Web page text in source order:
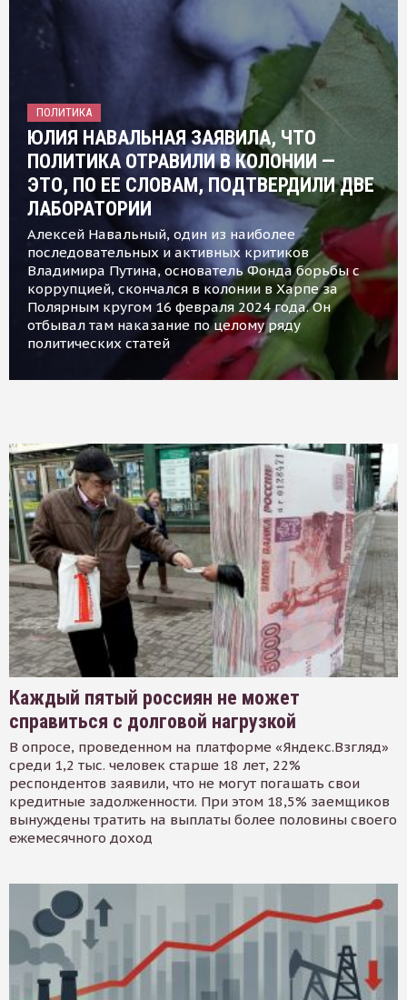
ПОЛИТИКА
ЮЛИЯ НАВАЛЬНАЯ ЗАЯВИЛА, ЧТО
ПОЛИТИКА ОТРАВИЛИ В КОЛОНИИ —
ЭТО, ПО ЕЕ СЛОВАМ, ПОДТВЕРДИЛИ ДВЕ
ЛАБОРАТОРИИ
Алексей Навальный, один из наиболее
последовательных и активных критиков
Владимира Путина, основатель Фонда борьбы с
коррупцией, скончался в колонии в Харпе за
Полярным кругом 16 февраля 2024 года. Он
отбывал там наказание по целому ряду
политических статей
Каждый пятый россиян не может
справиться с долговой нагрузкой
В опросе, проведенном на платформе «Яндекс.Взгляд»
среди 1,2 тыс. человек старше 18 лет, 22%
респондентов заявили, что не могут погашать свои
кредитные задолженности. При этом 18,5% заемщиков
вынуждены тратить на выплаты более половины своего
ежемесячного доход